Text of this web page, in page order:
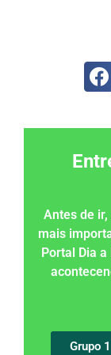
Antes de
mais
Portal Dia
Grupo 1